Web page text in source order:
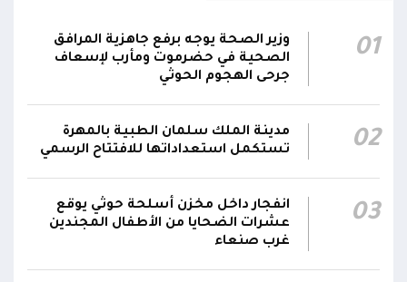
محور تعز: تجدد الاشتباكات في مختلف الجبهات..
والجيش يقصف مواقع حوثية ويتصدى للمسيرات
06:06
على أي جبهة أو محور يُعد اعتداءً على جميع
الجبهات والمحاور التابعة للقوات المسلحة،
بمختلف تشكيلاتها ووحداتها ومنتسبيها
01
وزير الصحة يوجه برفع جاهزية المرافق
الصحية في حضرموت ومأرب لإسعاف
جرحى الهجوم الحوثي
02
مدينة الملك سلمان الطبية بالمهرة
تستكمل استعداداتها للافتتاح الرسمي
03
انفجار داخل مخزن أسلحة حوثي يوقع
عشرات الضحايا من الأطفال المجندين
غرب صنعاء